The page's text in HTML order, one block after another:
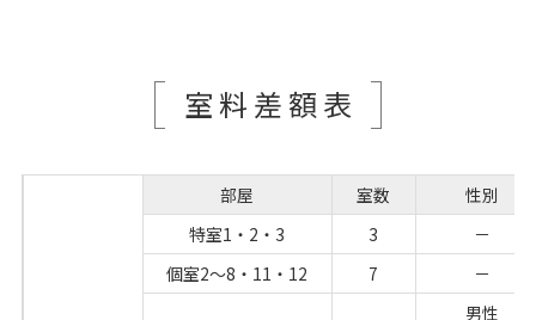
室料差額表
部屋 室数
性別
特室1・2・3
3
－
個室2～8・11・12
7 －
男性